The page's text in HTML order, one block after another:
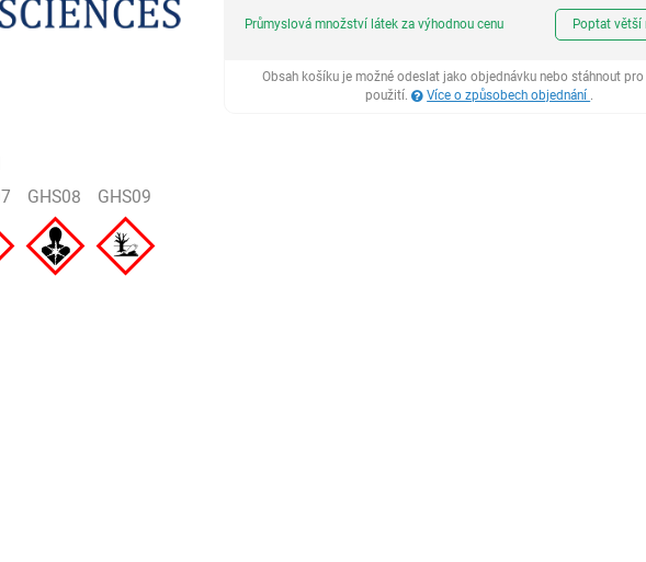
GHS08 GHS09
Průmyslová množství látek za výhodnou cenu Poptat větší
Obsah košíku je možné odeslat jako objednávku nebo stáhnout
použití.
Více o způsobech objednání .